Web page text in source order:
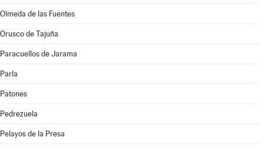
Olmeda de las Fuentes
Orusco de Tajuña
Paracuellos de Jarama
Parla
Patones
Pedrezuela
Pelayos de la Presa